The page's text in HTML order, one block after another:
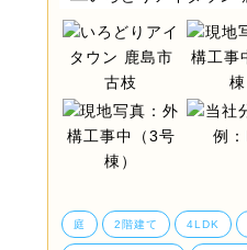
庭 2階建て 4LDK